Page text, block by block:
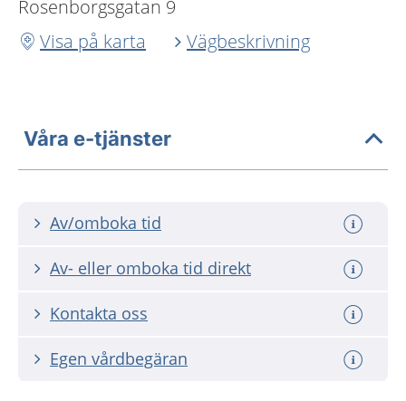
Rosenborgsgatan 9
Visa på karta
Vägbeskrivning
Våra e-tjänster
Av/omboka tid
Av- eller omboka tid direkt
Kontakta oss
Egen vårdbegäran